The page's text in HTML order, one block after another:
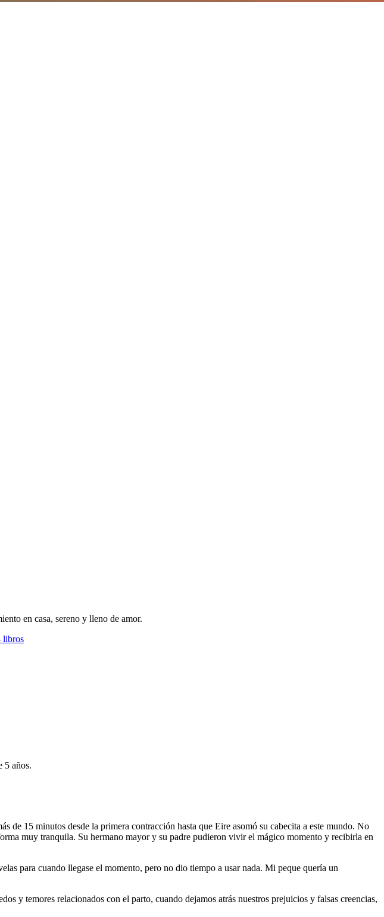
en casa, sereno y lleno de amor.
libros
5 años.
de 15 minutos desde la primera contracción hasta que Eire asomó su cabecita a este mundo. No
muy tranquila. Su hermano mayor y su padre pudieron vivir el mágico momento y recibirla en
para cuando llegase el momento, pero no dio tiempo a usar nada. Mi peque quería un
y temores relacionados con el parto, cuando dejamos atrás nuestros prejuicios y falsas creencias,